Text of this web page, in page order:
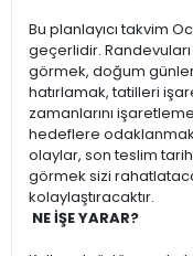
Bu planlayıcı takvim
geçerlidir.
görmek, doğum
hatırlamak, tatilleri
zamanlarını
hedeflere
olaylar, son teslim
görmek sizi
kolaylaştıracaktır.
NE İŞE YARAR?